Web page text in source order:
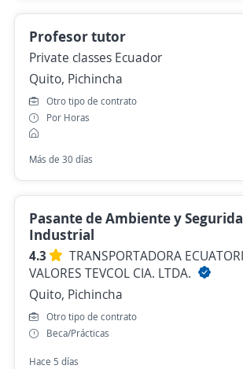
Profesor tutor
Private classes Ecuador
Quito, Pichincha
Otro tipo de contrato
Por Horas
Más de 30 días
Pasante de Ambiente y
Industrial
4.3
TRANSPORTADORA
VALORES TEVCOL CIA. LTDA.
Quito, Pichincha
Otro tipo de contrato
Beca/Prácticas
Hace 5 días